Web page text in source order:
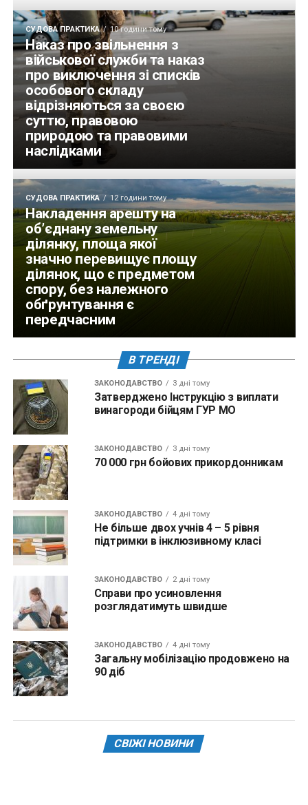
СУДОВА ПРАКТИКА 10 години тому
Наказ про звільнення з
військової служби та наказ
про виключення зі списків
особового складу
відрізняються за своєю
суттю, правовою
природою та правовими
наслідками
СУДОВА ПРАКТИКА 12 години тому
Накладення арешту на
об’єднану земельну
ділянку, площа якої
значно перевищує площу
ділянок, що є предметом
спору, без належного
обґрунтування є
передчасним
В ТРЕНДІ
ЗАКОНОДАВСТВО 3 дні тому
Затверджено Інструкцію з виплати
винагороди бійцям ГУР МО
ЗАКОНОДАВСТВО 3 дні тому
70 000 грн бойових прикордонникам
ЗАКОНОДАВСТВО 4 дні тому
Не більше двох учнів 4 – 5 рівня
підтримки в інклюзивному класі
ЗАКОНОДАВСТВО 2 дні тому
Справи про усиновлення
розглядатимуть швидше
ЗАКОНОДАВСТВО 4 дні тому
Загальну мобілізацію продовжено на
90 діб
СВІЖІ НОВИНИ